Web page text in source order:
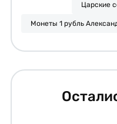
Царские
Монеты 1 рубль